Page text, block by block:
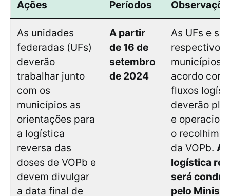
Ações Períodos
As unidades
federadas (UFs)
deverão
trabalhar junto
com os
municípios as
orientações para
a logística
reversa das
doses de VOPb e
devem divulgar
a data final de
A partir
de 16 de
setembro
de 2024
As UFs e
respectivos
municípios,
acordo com
fluxos
deverão
e
o
da VOPb. A
logística
será
pelo